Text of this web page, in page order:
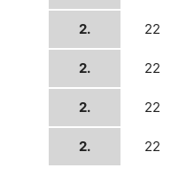
2. 22
2. 22
2. 22
2. 22